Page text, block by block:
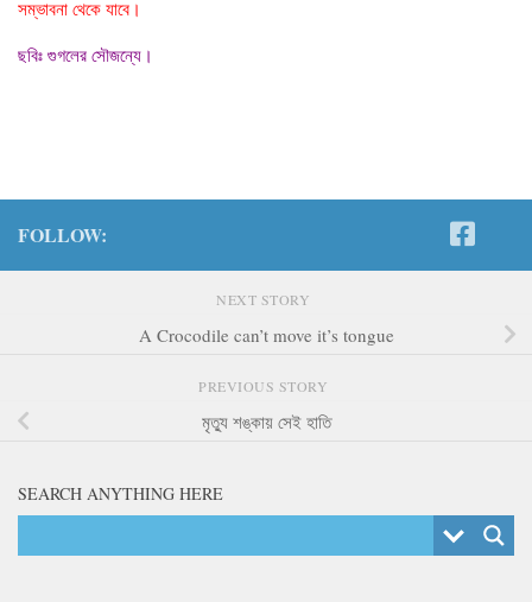
সম্ভাবনা থেকে যাবে।
ছবিঃ গুগলের সৌজন্যে।
FOLLOW:
NEXT STORY
A Crocodile can’t move it’s tongue
PREVIOUS STORY
মৃত্যু শঙ্কায় সেই হাতি
SEARCH ANYTHING HERE